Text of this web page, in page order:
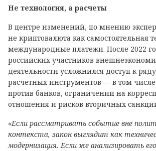
Не технология, а расчеты
В центре изменений, по мнению
не криптовалюта как самостоятельная
международные платежи. После 2022
российских участников
деятельности усложнился доступ к
расчетных инструментов — в том
против банков, ограничений на
отношения и рисков вторичных
«Если рассматривать событие вне
контекста, закон выглядит как
модернизация. Если же анализировать